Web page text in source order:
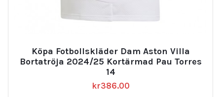
Köpa Fotbollskläder Dam Aston Villa
Bortatröja 2024/25 Kortärmad Pau Torres
14
kr386.00